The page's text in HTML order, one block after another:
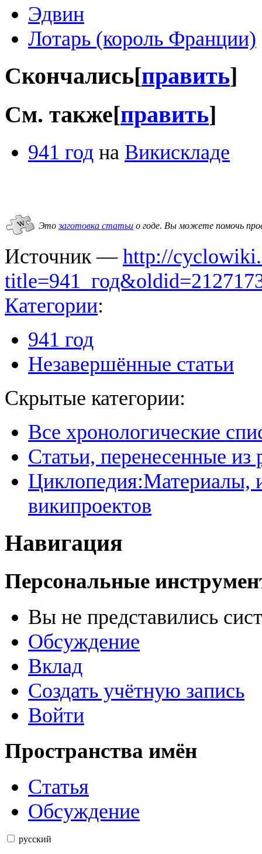
Эдвин
Лотарь (король Франции)
Скончались[править]
См. также[править]
941 год на Викискладе
Этозаготовка статьи о годе. Вы можете помочь
Источник — http://
Категории:
941 год
Незавершённые статьи
Скрытые категории:
Все хронологические
Статьи, перенесенные из
Циклопедия:Материалы,
википроектов
Навигация
Персональные
Вы не представились
Обсуждение
Вклад
Создать учётную запись
Войти
Пространства имён
Статья
Обсуждение
русский